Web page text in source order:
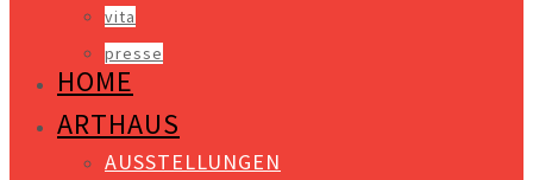
vita
presse
HOME
ARTHAUS
AUSSTELLUNGEN